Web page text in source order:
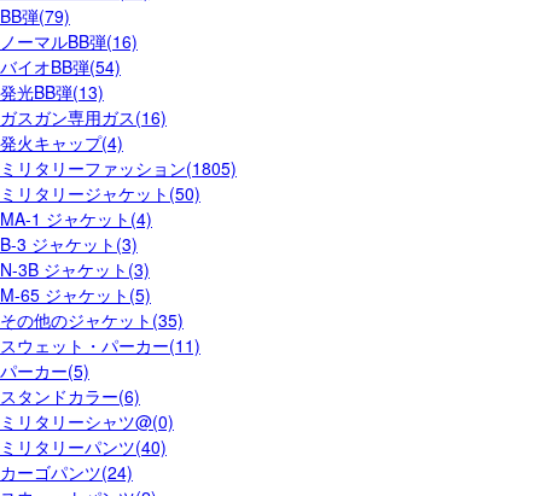
BB弾(79)
ノーマルBB弾(16)
バイオBB弾(54)
発光BB弾(13)
ガスガン専用ガス(16)
発火キャップ(4)
ミリタリーファッション(1805)
ミリタリージャケット(50)
MA-1 ジャケット(4)
B-3 ジャケット(3)
N-3B ジャケット(3)
M-65 ジャケット(5)
その他のジャケット(35)
スウェット・パーカー(11)
パーカー(5)
スタンドカラー(6)
ミリタリーシャツ@(0)
ミリタリーパンツ(40)
カーゴパンツ(24)